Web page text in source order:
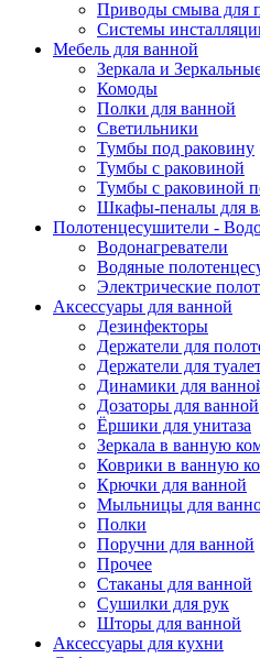
Приводы смыва для
Системы
Мебель для ванной
Зеркала и
Комоды
Полки для ванной
Светильники
Тумбы под раковину
Тумбы с раковиной
Тумбы с раковиной
Шкафы-пеналы для
Полотенцесушители -
Водонагреватели
Водяные
Электрические
Аксессуары для ванной
Дезинфекторы
Держатели для
Держатели для
Динамики для
Дозаторы для ванной
Ёршики для унитаза
Зеркала в ванную
Коврики в ванную
Крючки для ванной
Мыльницы для
Полки
Поручни для ванной
Прочее
Стаканы для ванной
Сушилки для рук
Шторы для ванной
Аксессуары для кухни